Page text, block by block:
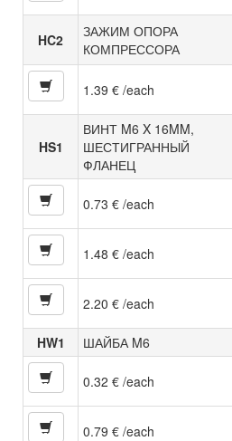
HC2
ЗАЖИМ ОПОРА
КОМПРЕССОРА
1.39 € /each
HS1
ВИНТ M6 X 16MM,
ШЕСТИГРАННЫЙ
ФЛАНЕЦ
0.73 € /each
1.48 € /each
2.20 € /each
HW1 ШАЙБА M6
0.32 € /each
0.79 € /each